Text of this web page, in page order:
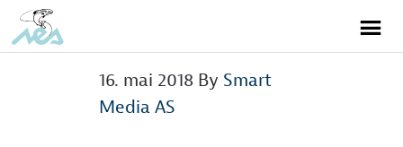
16. mai 2018 By Smart
Media AS